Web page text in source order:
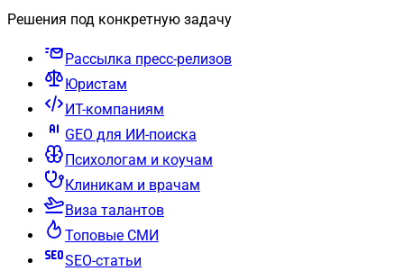
Решения под конкретную задачу
Рассылка пресс-релизов
Юристам
ИТ-компаниям
GEO для ИИ-поиска
Психологам и коучам
Клиникам и врачам
Виза талантов
Топовые СМИ
SEO-статьи